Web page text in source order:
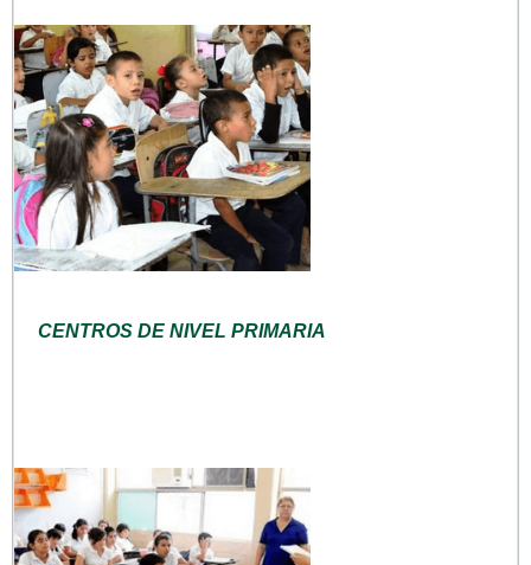
CENTROS DE NIVEL PRIMARIA